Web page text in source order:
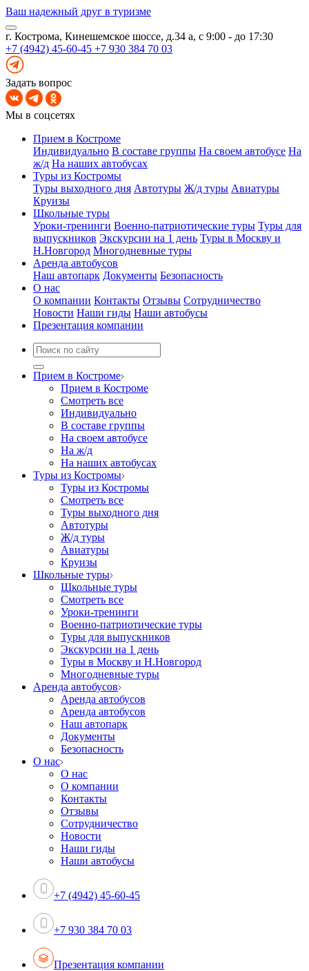
Ваш надежный друг в туризме
г. Кострома, Кинешемское шоссе, д.34 а, с 9:00 - до 17:30
+7 (4942) 45-60-45 +7 930 384 70 03
Задать вопрос
Мы в соцсетях
Прием в Костроме
Индивидуально В составе группы На своем автобусе На
ж/д На наших автобусах
Туры из Костромы
Туры выходного дня Автотуры Ж/д туры Авиатуры
Круизы
Школьные туры
Уроки-тренинги Военно-патриотические туры Туры для
выпускников Экскурсии на 1 день Туры в Москву и
Н.Новгород Многодневные туры
Аренда автобусов
Наш автопарк Документы Безопасность
О нас
О компании Контакты Отзывы Сотрудничество
Новости Наши гиды Наши автобусы
Презентация компании
Прием в Костроме
Прием в Костроме
Смотреть все
Индивидуально
В составе группы
На своем автобусе
На ж/д
На наших автобусах
Туры из Костромы
Туры из Костромы
Смотреть все
Туры выходного дня
Автотуры
Ж/д туры
Авиатуры
Круизы
Школьные туры
Школьные туры
Смотреть все
Уроки-тренинги
Военно-патриотические туры
Туры для выпускников
Экскурсии на 1 день
Туры в Москву и Н.Новгород
Многодневные туры
Аренда автобусов
Аренда автобусов
Аренда автобусов
Наш автопарк
Документы
Безопасность
О нас
О нас
О компании
Контакты
Отзывы
Сотрудничество
Новости
Наши гиды
Наши автобусы
+7 (4942) 45-60-45
+7 930 384 70 03
Презентация компании